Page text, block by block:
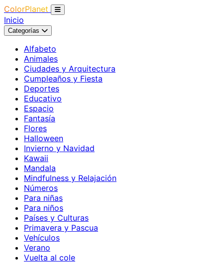
ColorPlanet
Inicio
Categorías
Alfabeto
Animales
Ciudades y Arquitectura
Cumpleaños y Fiesta
Deportes
Educativo
Espacio
Fantasía
Flores
Halloween
Invierno y Navidad
Kawaii
Mandala
Mindfulness y Relajación
Números
Para niñas
Para niños
Países y Culturas
Primavera y Pascua
Vehículos
Verano
Vuelta al cole